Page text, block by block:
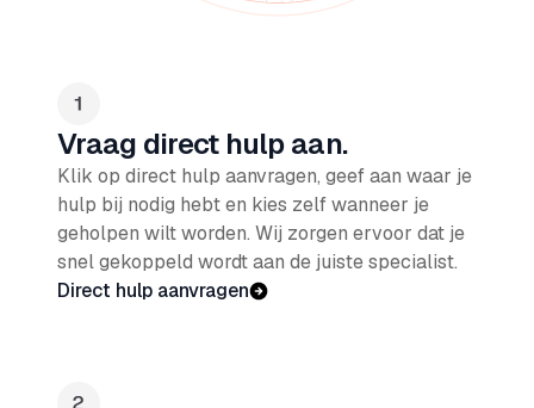
Vraag direct hulp aan.
Klik op direct hulp aanvragen, geef aan waar je
hulp bij nodig hebt en kies zelf wanneer je
geholpen wilt worden. Wij zorgen ervoor dat je
snel gekoppeld wordt aan de juiste specialist.
Direct hulp aanvragen